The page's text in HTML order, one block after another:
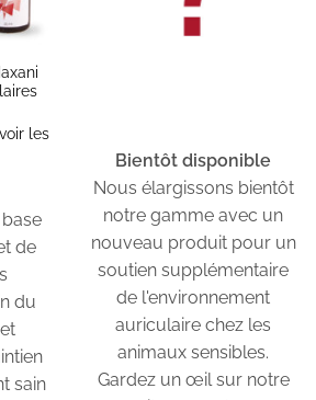
les
de
du
sain
Bientôt disponible
Nous élargissons bientôt
notre gamme avec un
nouveau produit pour un
soutien supplémentaire
de l'environnement
auriculaire chez les
animaux sensibles.
Gardez un œil sur notre